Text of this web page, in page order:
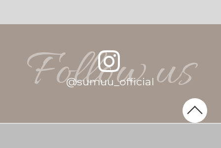
@sumuu _official
Follow us